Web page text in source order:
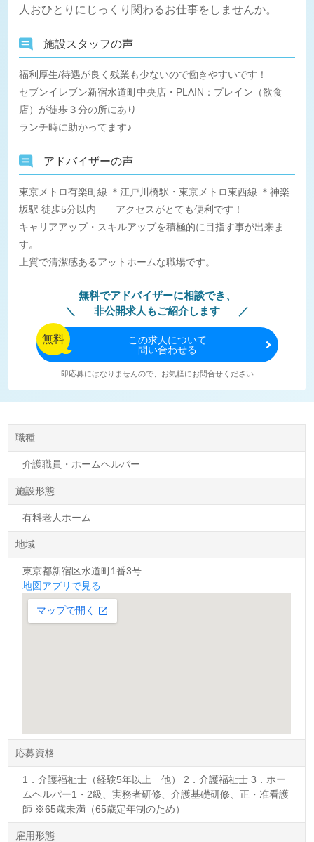
人おひとりにじっくり関わるお仕事をしませんか。
施設スタッフの声
福利厚生/待遇が良く残業も少ないので働きやすいです！
セブンイレブン新宿水道町中央店・PLAIN：プレイン（飲食
店）が徒歩３分の所にあり
ランチ時に助かってます♪
アドバイザーの声
東京メトロ有楽町線 ＊江戸川橋駅・東京メトロ東西線 ＊神楽
坂駅 徒歩5分以内 アクセスがとても便利です！
キャリアアップ・スキルアップを積極的に目指す事が出来ま
す。
上質で清潔感あるアットホームな職場です。
無料でアドバイザーに相談でき、
非公開求人もご紹介します
無料 この求人について
問い合わせる
即応募にはなりませんので、お気軽にお問合せください
職種
介護職員・ホームヘルパー
施設形態
有料老人ホーム
地域
東京都新宿区水道町1番3号
地図アプリで見る
応募資格
1．介護福祉士（経験5年以上 他） 2．介護福祉士 3．ホー
ムヘルパー1・2級、実務者研修、介護基礎研修、正・准看護
師 ※65歳未満（65歳定年制のため）
雇用形態